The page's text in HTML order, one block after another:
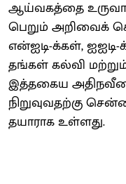
ஆய்வகத்தை
பெறும் அறிவைக்
என்ஐடி-க்கள்,
தங்கள் கல்வி
இத்தகைய
நிறுவுவதற்கு
தயாராக உள்ளது.